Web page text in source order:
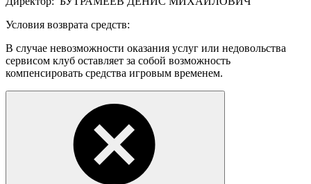
Условия возврата средств:
В случае невозможности оказания услуг или недовольства
сервисом клуб оставляет за собой возможность
компенсировать средства игровым временем.